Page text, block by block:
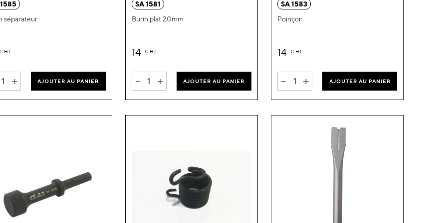
séparateur
HT
+ AJOUTER AU PANIER
SA 1581
Burin plat 20mm
14 € HT
- + AJOUTER AU PANIER
SA 1583
Poinçon
14 € HT
- + AJOUTER AU PANIER